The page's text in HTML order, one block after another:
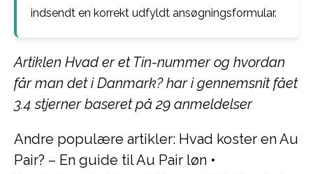
indsendt en korrekt udfyldt ansøgningsformular.
Artiklen Hvad er et Tin-nummer og hvordan
får man det i Danmark? har i gennemsnit fået
3.4 stjerner baseret på29 anmeldelser
Andre populære artikler: Hvad koster en Au
Pair? – En guide til Au Pair løn •